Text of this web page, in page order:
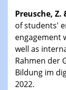
Preusche, Z.
of students'
engagement
well as
Rahmen der
Bildung im
2022.